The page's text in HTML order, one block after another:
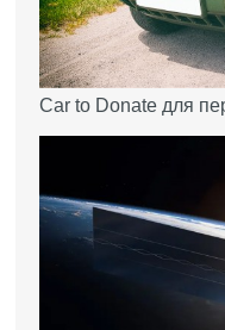
Car to Donate для